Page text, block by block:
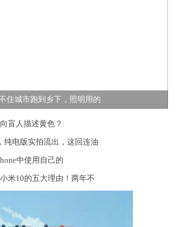
住城市跑到乡下，照明用的
盲人描述黄色？
纯电版实拍流出，这回连油
中使用自己的
米10的五大理由！两年不